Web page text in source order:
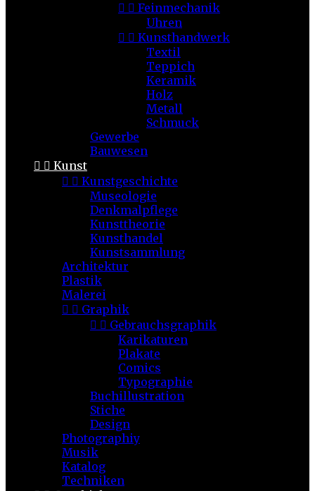
  Feinmechanik
Uhren
  Kunsthandwerk
Textil
Teppich
Keramik
Holz
Metall
Schmuck
Gewerbe
Bauwesen
  Kunst
  Kunstgeschichte
Museologie
Denkmalpflege
Kunsttheorie
Kunsthandel
Kunstsammlung
Architektur
Plastik
Malerei
  Graphik
  Gebrauchsgraphik
Karikaturen
Plakate
Comics
Typographie
Buchillustration
Stiche
Design
Photographiy
Musik
Katalog
Techniken